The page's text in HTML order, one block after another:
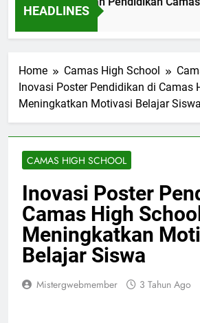
HEADLINES
Home Camas High School
Inovasi Poster Pendidikan di Camas
Meningkatkan Motivasi Belajar Siswa
CAMAS HIGH SCHOOL
Inovasi Poster
Camas High
Meningkatkan
Belajar Siswa
Mistergwebmember 3 Tahun Ago